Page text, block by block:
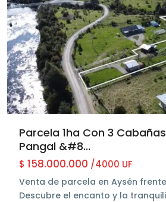
Parcela 1ha Con 3
Pangal &#8...
$ 158.000.000 /4000 UF
Venta de parcela en Aysén
Descubre el encanto y la